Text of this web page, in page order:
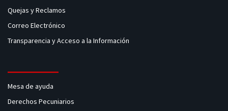
Quejas y Reclamos
Correo Electrónico
Transparencia y Acceso a la Información
Mesa de ayuda
Derechos Pecuniarios